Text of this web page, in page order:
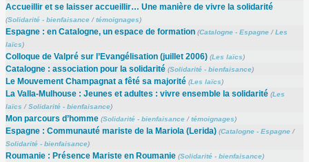
Accueillir et se laisser accueillir… Une manière de vivre la solidarité
(Solidarité - bienfaisance/témoignages)
Espagne : en Catalogne, un espace de formation (Catalogne - Espagne/Les
laïcs)
Colloque de Valpré sur l’Evangélisation (juillet 2006) (Les laïcs)
Catalogne : association pour la solidarité (Solidarité - bienfaisance)
Le Mouvement Champagnat a fêté sa majorité (Les laïcs)
La Valla-Mulhouse : Jeunes et adultes : vivre ensemble la solidarité (Les
laïcs /Solidarité - bienfaisance)
Mon parcours d’homme (Solidarité - bienfaisance/témoignages)
Espagne : Communauté mariste de la Mariola (Lerida) (Catalogne - Espagne/
Solidarité - bienfaisance)
Roumanie : Présence Mariste en Roumanie (Solidarité - bienfaisance)